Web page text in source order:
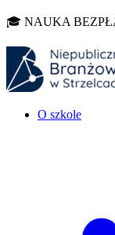
🎓 NAUKA
O szkole